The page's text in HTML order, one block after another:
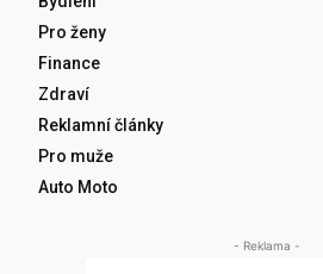
Pro ženy
Finance
Zdraví
Reklamní články
Pro muže
Auto Moto
- Reklama -